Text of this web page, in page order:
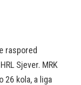
raspored
Sjever. MRK
26 kola, a liga